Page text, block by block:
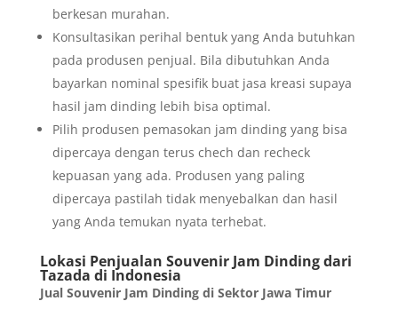
berkesan murahan.
Konsultasikan perihal bentuk yang Anda butuhkan
pada produsen penjual. Bila dibutuhkan Anda
bayarkan nominal spesifik buat jasa kreasi supaya
hasil jam dinding lebih bisa optimal.
Pilih produsen pemasokan jam dinding yang bisa
dipercaya dengan terus chech dan recheck
kepuasan yang ada. Produsen yang paling
dipercaya pastilah tidak menyebalkan dan hasil
yang Anda temukan nyata terhebat.
Lokasi Penjualan Souvenir Jam Dinding dari
Tazada di Indonesia
Jual Souvenir Jam Dinding di Sektor Jawa Timur